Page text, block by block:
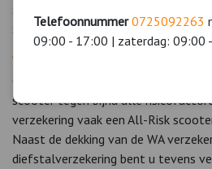
scooterverzekering wordt ook
scooter gedekt.
WA + Casco scooterverzekering
Omdat een WA + Casco
scooter tegen bijna alle
verzekering vaak een All-Risk
Naast de dekking van de WA
diefstalverzekering bent u tevens
Telefoonnummer 0725092263
09:00 - 17:00 | zaterdag: 09:00